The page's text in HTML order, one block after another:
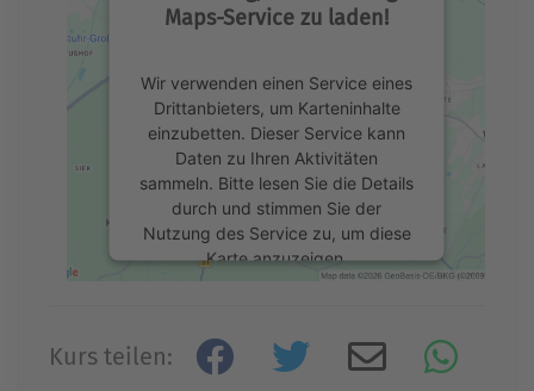
Maps-Service zu laden!
Wir verwenden einen Service eines
Drittanbieters, um Karteninhalte
einzubetten. Dieser Service kann
Daten zu Ihren Aktivitäten
sammeln. Bitte lesen Sie die Details
durch und stimmen Sie der
Nutzung des Service zu, um diese
Karte anzuzeigen.
Kurs teilen: